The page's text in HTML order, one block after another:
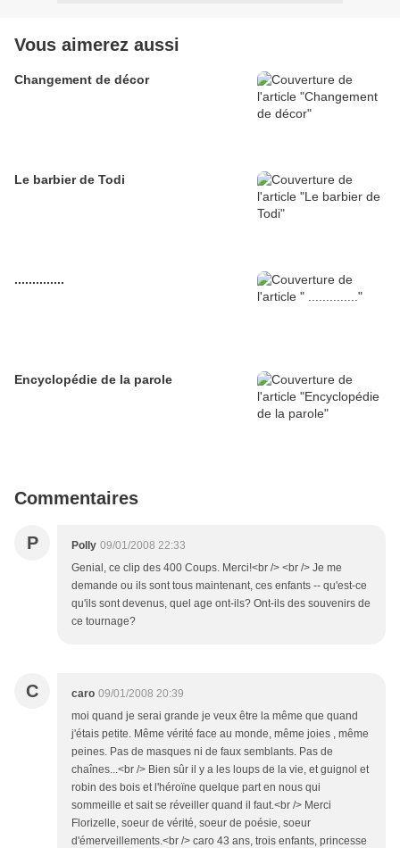
Vous aimerez aussi
Changement de décor
Le barbier de Todi
..............
Encyclopédie de la parole
Commentaires
P Polly 09/01/2008 22:33
Genial, ce clip des 400 Coups. Merci!<br /> <br /> Je me
demande ou ils sont tous maintenant, ces enfants -- qu'est-ce
qu'ils sont devenus, quel age ont-ils? Ont-ils des souvenirs de
ce tournage?
C caro 09/01/2008 20:39
moi quand je serai grande je veux être la même que quand
j'étais petite. Même vérité face au monde, même joies , même
peines. Pas de masques ni de faux semblants. Pas de
chaînes...<br /> Bien sûr il y a les loups de la vie, et guignol et
robin des bois et l'héroïne quelque part en nous qui
sommeille et sait se réveiller quand il faut.<br /> Merci
Florizelle, soeur de vérité, soeur de poésie, soeur
d'émerveillements.<br /> caro 43 ans, trois enfants, princesse